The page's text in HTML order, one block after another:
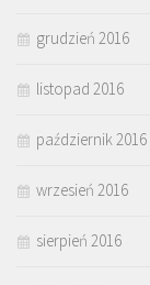
grudzień 2016
listopad 2016
październik 2016
wrzesień 2016
sierpień 2016